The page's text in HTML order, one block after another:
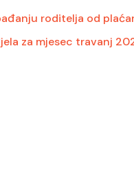
roditelja od
za mjesec travanj